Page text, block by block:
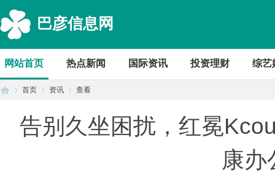
巴彦信息网
网站首页 热点新闻 国际资讯 投资理财 综艺
首页 资讯 查看
告别久坐困扰，红冕
康办